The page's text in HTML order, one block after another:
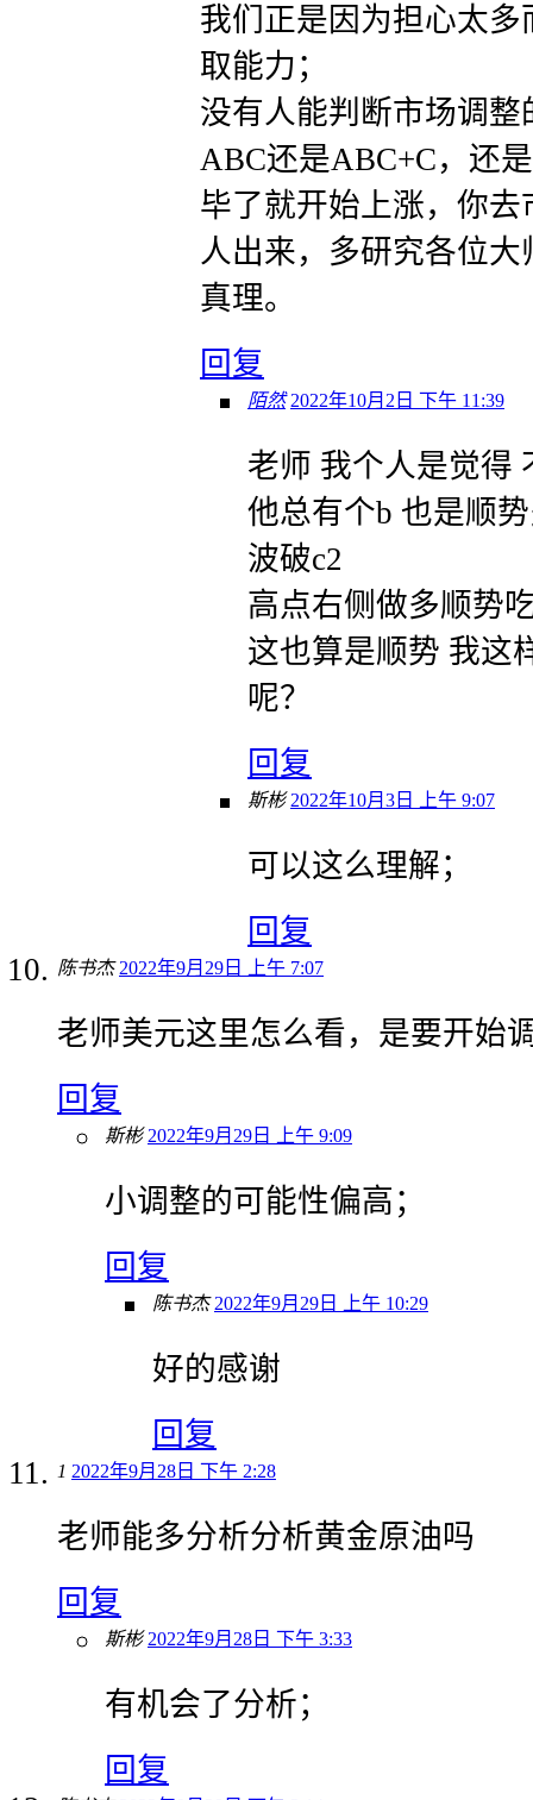
我们正是因为担心太
取能力；
没有人能判断市场调
ABC还是ABC+C，还
毕了就开始上涨，你
人出来，多研究各位
真理。
回复
陌然 2022年10月2日 下午 11:39
老师 我个人是觉得
他总有个b 也是顺
波破c2
高点右侧做多顺势
这也算是顺势 我这
呢？
回复
斯彬 2022年10月3日 上午 9:07
可以这么理解；
回复
陈书杰 2022年9月29日 上午 7:07
老师美元这里怎么看，是要开始
回复
斯彬 2022年9月29日 上午 9:09
小调整的可能性偏高；
回复
陈书杰 2022年9月29日 上午 10:29
好的感谢
回复
1 2022年9月28日 下午 2:28
老师能多分析分析黄金原油吗
回复
斯彬 2022年9月28日 下午 3:33
有机会了分析；
回复